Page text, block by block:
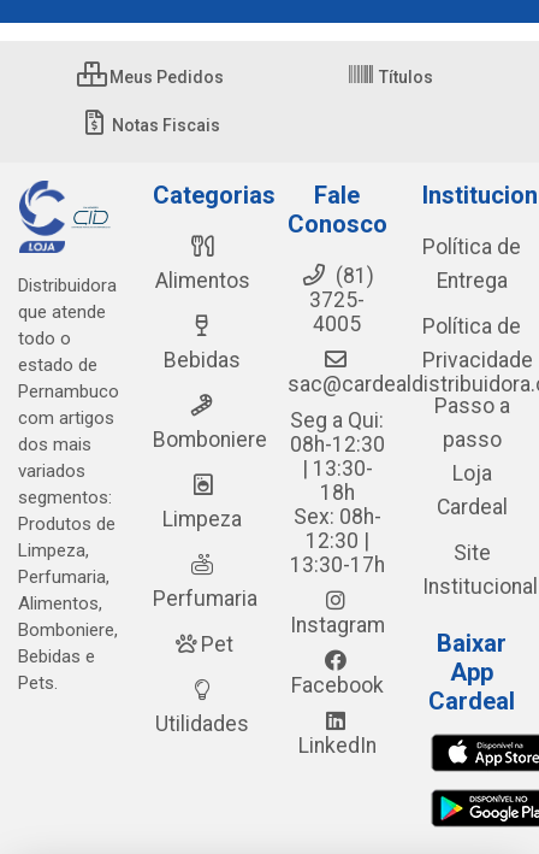
Meus Pedidos Títulos
Notas Fiscais
Distribuidora
que atende
todo o
estado de
Pernambuco
com artigos
dos mais
variados
segmentos:
Produtos de
Limpeza,
Perfumaria,
Alimentos,
Bomboniere,
Bebidas e
Pets.
Categorias
Alimentos
Bebidas
Bomboniere
Limpeza
Perfumaria
Pet
Utilidades
Fale
Conosco
(81)
3725-
4005
Seg a Qui:
08h-12:30
| 13:30-
18h
Sex: 08h-
12:30 |
13:30-17h
Instagram
Facebook
LinkedIn
Política de
Entrega
Política de
Privacidade
Passo a
passo
Loja
Cardeal
Site
Institucional
Baixar
App
Cardeal